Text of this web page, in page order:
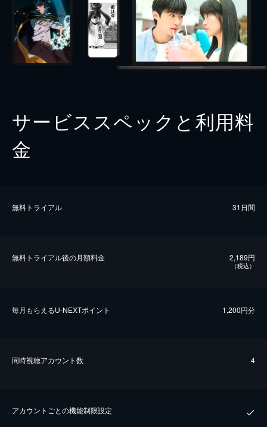
サービススペックと利用料
金
無料トライアル 31日間
無料トライアル後の⽉額料金 2,189円
（税込）
毎⽉もらえるU-NEXTポイント 1,200円分
同時視聴アカウント数 4
アカウントごとの機能制限設定